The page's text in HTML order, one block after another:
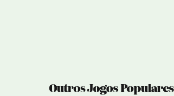
Outros Jogos Populares